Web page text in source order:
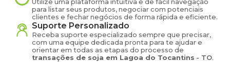
Utilize uma plataforma intuitiva e de fácil navegação
para listar seus produtos, negociar com potenciais
clientes e fechar negócios de forma rápida e eficiente.
Suporte Personalizado
Receba suporte especializado sempre que precisar,
com uma equipe dedicada pronta para te ajudar e
orientar em todas as etapas do processo de
transações de soja em Lagoa do Tocantins - TO.